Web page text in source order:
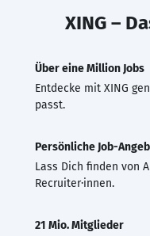
XING –
Über eine Million Jobs
Entdecke mit XING
passt.
Persönliche Job-
Lass Dich finden von
Recruiter·innen.
21 Mio. Mitglieder